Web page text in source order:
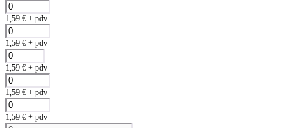
1,59 € + pdv
1,59 € + pdv
1,59 € + pdv
1,59 € + pdv
1,59 € + pdv